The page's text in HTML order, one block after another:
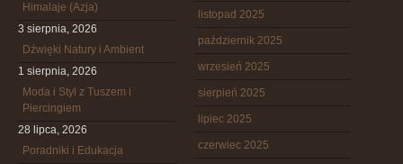
Himalaje (Azja)
3 sierpnia, 2026
Dźwięki Natury i Ambient
1 sierpnia, 2026
Moda i Styl z Tuszem i
Piercingiem
28 lipca, 2026
Poradniki i Edukacja
listopad 2025
październik 2025
wrzesień 2025
sierpień 2025
lipiec 2025
czerwiec 2025